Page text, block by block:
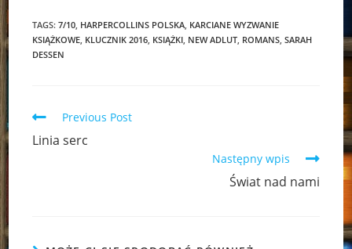
TAGS:7/10 HARPERCOLLINS POLSKA KARCIANE WYZWANIE
KSIĄŻKOWE KLUCZNIK 2016 KSIĄŻKI NEW ADLUT ROMANS SARAH
DESSEN
Read
articles
Previous Post
Linia serc
Następny wpis
Świat nad nami